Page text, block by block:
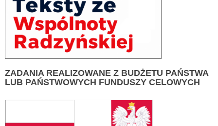
ZADANIA REALIZOWANE Z BUDŻETU PAŃSTWA
LUB PAŃSTWOWYCH FUNDUSZY CELOWYCH